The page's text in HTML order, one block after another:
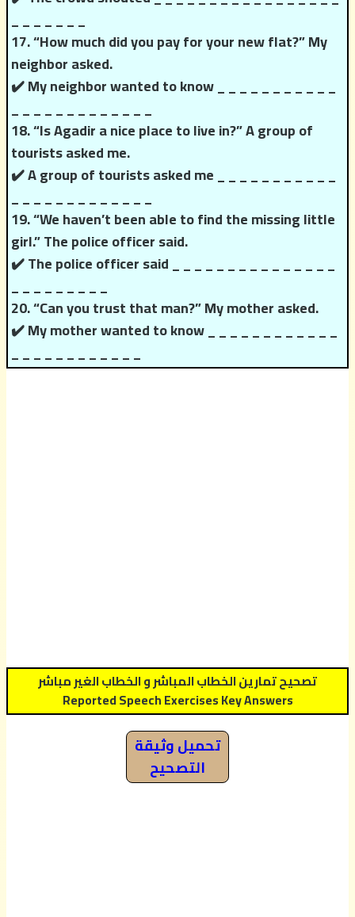
_ _ _ _ _ _ _
17. “How much did you pay for your new flat?” My
neighbor asked.
✔️ My neighbor wanted to know _ _ _ _ _ _ _ _ _ _ _
_ _ _ _ _ _ _ _ _ _ _ _ _
18. “Is Agadir a nice place to live in?” A group of
tourists asked me.
✔️ A group of tourists asked me _ _ _ _ _ _ _ _ _ _ _
_ _ _ _ _ _ _ _ _ _ _ _ _
19. “We haven’t been able to find the missing little
girl.” The police officer said.
✔️ The police officer said _ _ _ _ _ _ _ _ _ _ _ _ _ _ _
_ _ _ _ _ _ _ _ _
20. “Can you trust that man?” My mother asked.
✔️ My mother wanted to know _ _ _ _ _ _ _ _ _ _ _ _
_ _ _ _ _ _ _ _ _ _ _ _
تصحيح تمارين الخطاب المباشر و الخطاب الغير مباشر
Reported Speech Exercises Key Answers
تحميل وثيقة
التصحيح